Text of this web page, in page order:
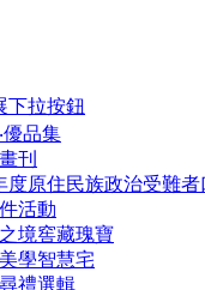
優品集
刊
度原住民族政治受難
活動
境窖藏瑰寶
學智慧宅
禮選輯